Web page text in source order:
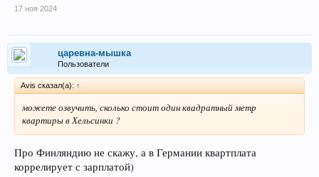
17 ноя 2024
царевна-мышка
Пользователи
Avis сказал(а): ↑
можете озвучить, сколько стоит один квадратный метр
квартиры в Хельсинки ?
Про Финляндию не скажу, а в Германии квартплата
коррелирует с зарплатой)